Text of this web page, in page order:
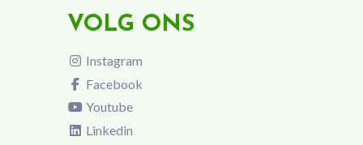
VOLG ONS
Instagram
Facebook
Youtube
Linkedin